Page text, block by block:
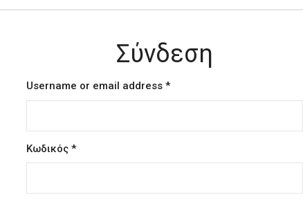
Σύνδεση
Username or email address *
Κωδικός *